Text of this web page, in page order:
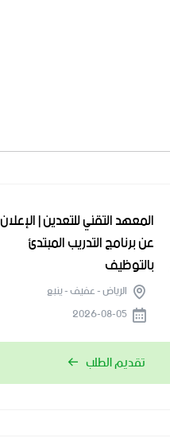
المعهد التقني للتعدين | الإعلان
عن برنامج التدريب المبتدئ
بالتوظيف
الرياض - عفيف - ينبع
تقديم الطلب